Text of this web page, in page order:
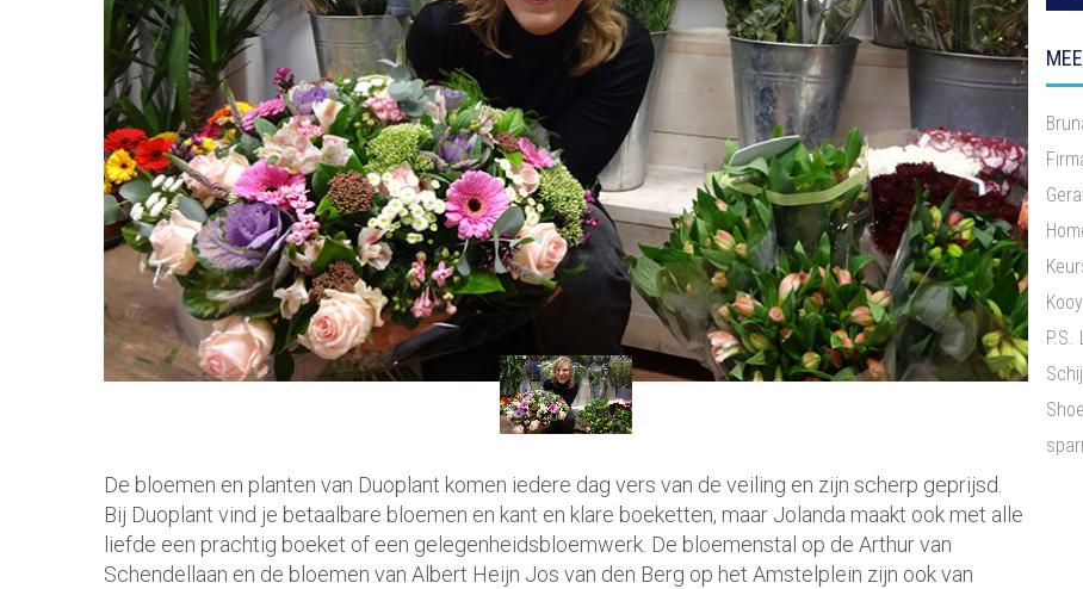
De bloemen en planten van Duoplant komen iedere dag vers van de veiling en zijn scherp geprijsd.
Bij Duoplant vind je betaalbare bloemen en kant en klare boeketten, maar Jolanda maakt ook met alle
liefde een prachtig boeket of een gelegenheidsbloemwerk. De bloemenstal op de Arthur van
Schendellaan en de bloemen van Albert Heijn Jos van den Berg op het Amstelplein zijn ook van
P.S.